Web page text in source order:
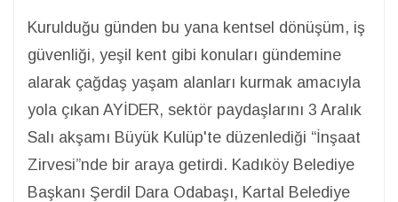
Kurulduğu günden bu yana kentsel dönüşüm, iş
güvenliği, yeşil kent gibi konuları gündemine
alarak çağdaş yaşam alanları kurmak amacıyla
yola çıkan AYİDER, sektör paydaşlarını 3 Aralık
Salı akşamı Büyük Kulüp'te düzenlediği “İnşaat
Zirvesi”nde bir araya getirdi. Kadıköy Belediye
Başkanı Şerdil Dara Odabaşı, Kartal Belediye